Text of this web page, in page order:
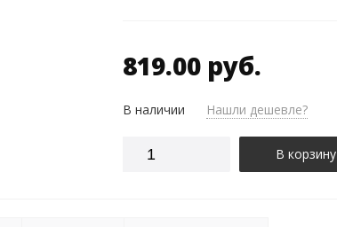
819.00 руб.
В наличии Нашли дешевле?
В корзину